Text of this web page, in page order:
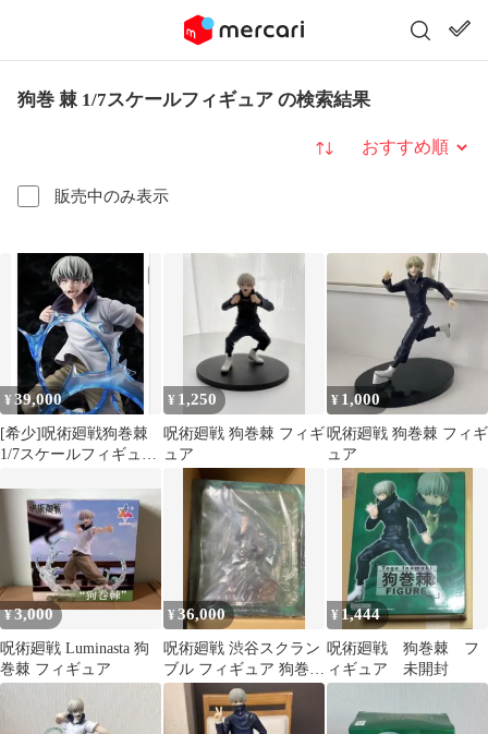
狗巻 棘 1/7スケールフィギュア の検索結果
販売中のみ表示
並び替え
¥ 39,000
[希少]呪術廻戦狗巻棘
1/7スケールフィギュ
F:NEX 新品
¥ 1,250
呪術廻戦 狗巻棘 フィギ
ュア
¥ 1,000
呪術廻戦 狗巻棘 フィギ
ュア
¥3,000
呪術廻戦 Luminasta 狗
巻棘 フィギュア
¥36,000
呪術廻戦 渋谷スクラン
ブル フィギュア 狗巻棘
1/7スケール
¥ 1,444
呪術廻戦 狗巻棘 フ
ィギュア 未開封